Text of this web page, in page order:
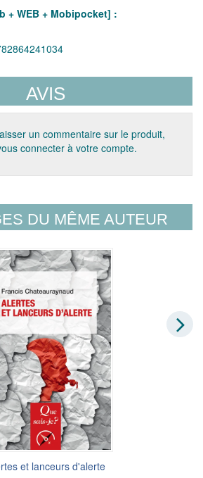
+ WEB + Mobipocket] :
AVIS
un commentaire sur le produit,
connecter à votre compte.
DU MÊME AUTEUR
et lanceurs d'alerte